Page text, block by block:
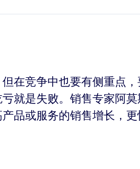
在竞争中也要有侧重点
就是失败。销售专家阿
品或服务的销售增长，